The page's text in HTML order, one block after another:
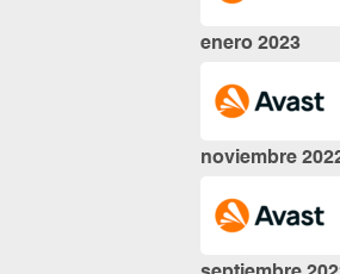
enero 2023
noviembre